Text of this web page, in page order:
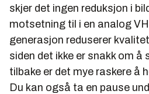
skjer det ingen reduksjon i
motsetning til i en analog
generasjon reduserer
siden det ikke er snakk om å
tilbake er det mye raskere å
Du kan også ta en pause